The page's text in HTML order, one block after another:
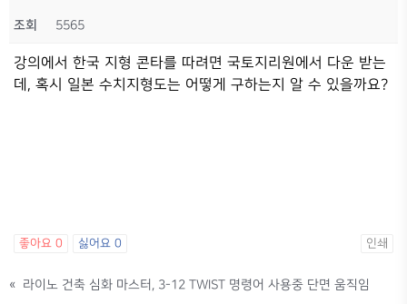
조회 5565
강의에서 한국 지형 콘타를 따려면 국토지리원에서 다운 받는
데, 혹시 일본 수치지형도는 어떻게 구하는지 알 수 있을까요?
좋아요 0 싫어요 0 인쇄
« 라이노 건축 심화 마스터, 3-12 TWIST 명령어 사용중 단면 움직임